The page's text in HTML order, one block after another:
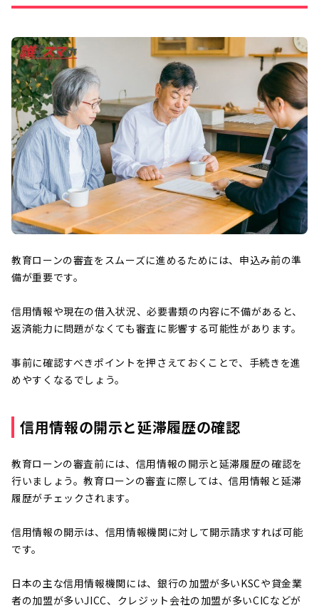
教育ローンの審査をスムーズに進めるためには、申込み前の準
備が重要です。
信用情報や現在の借入状況、必要書類の内容に不備があると、
返済能力に問題がなくても審査に影響する可能性があります。
事前に確認すべきポイントを押さえておくことで、手続きを進
めやすくなるでしょう。
信用情報の開示と延滞履歴の確認
教育ローンの審査前には、信用情報の開示と延滞履歴の確認を
行いましょう。教育ローンの審査に際しては、信用情報と延滞
履歴がチェックされます。
信用情報の開示は、信用情報機関に対して開示請求すれば可能
です。
日本の主な信用情報機関には、銀行の加盟が多いKSCや貸金業
者の加盟が多いJICC、クレジット会社の加盟が多いCICなどが